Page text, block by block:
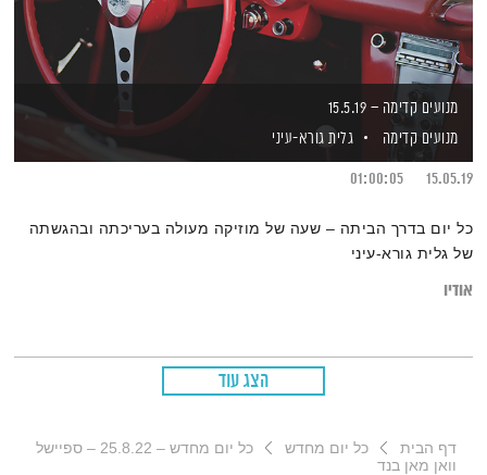
מנועים קדימה – 15.5.19
מנועים קדימה
גלית גורא-עיני
15.05.19
01:00:05
כל יום בדרך הביתה – שעה של מוזיקה מעולה בעריכתה ובהגשתה
של גלית גורא-עיני
אודיו
הצג עוד
דף הבית כל יום מחדש
כל יום מחדש – 25.8.22 – ספיישל
וואן מאן בנד